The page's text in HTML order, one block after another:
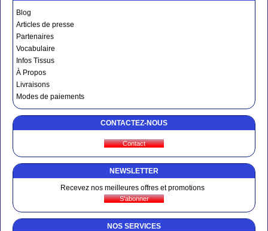
Blog
Articles de presse
Partenaires
Vocabulaire
Infos Tissus
À Propos
Livraisons
Modes de paiements
CONTACTEZ-NOUS
NEWSLETTER
Recevez nos meilleures offres et promotions
NOS SERVICES